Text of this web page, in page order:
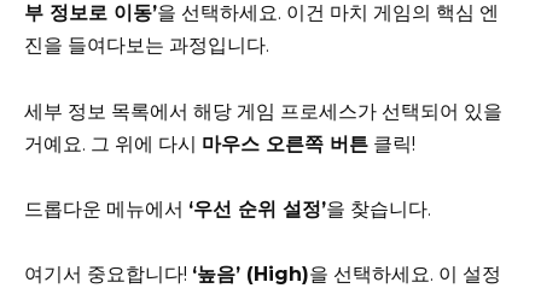
부 정보로 이동’을 선택하세요. 이건 마치 게임의 핵심 엔
진을 들여다보는 과정입니다.
세부 정보 목록에서 해당 게임 프로세스가 선택되어 있을
거예요. 그 위에 다시 마우스 오른쪽 버튼 클릭!
드롭다운 메뉴에서 ‘우선 순위 설정’을 찾습니다.
여기서 중요합니다! ‘높음’ (High)을 선택하세요. 이 설정